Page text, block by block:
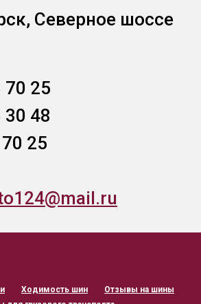
Северное шоссе
70 25
30 48
25
Ходимость шин
Отзывы на шины